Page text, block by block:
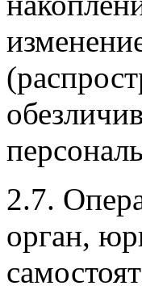
2.7.
орган,